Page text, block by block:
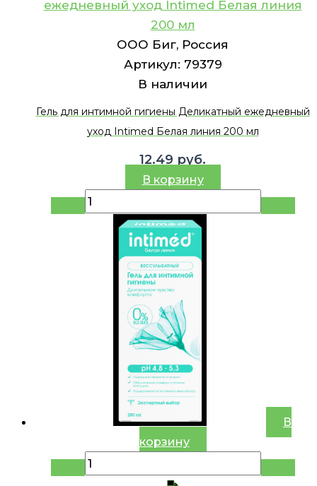
ежедневный уход Intimed Белая линия
200 мл
ООО Биг, Россия
Артикул: 79379
В наличии
Гель для интимной гигиены Деликатный ежедневный
уход Intimed Белая линия 200 мл
12.49 руб.
В корзину
В
корзину